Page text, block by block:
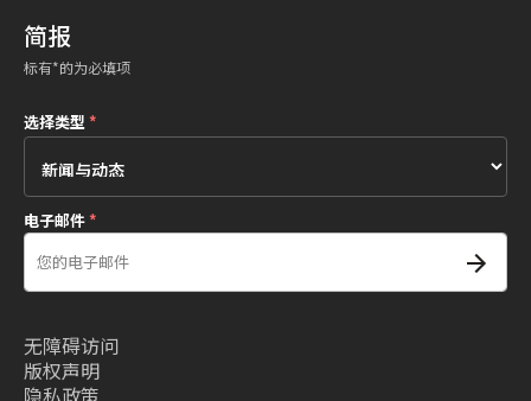
简报
标有*的为必填项
选择类型*
电子邮件*
无障碍访问
版权声明
隐私政策